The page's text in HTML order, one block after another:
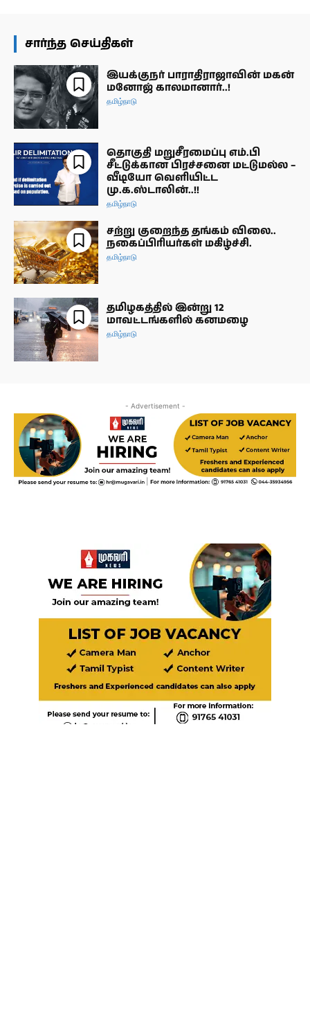
சார்ந்த செய்திகள்
இயக்குநர் பாராதிராஜாவின் மகன்
மனோஜ் காலமானார்..!
தமிழ்நாடு
தொகுதி மறுசீரமைப்பு எம்.பி
சீட்டுக்கான பிரச்சனை மட்டுமல்ல –
வீடியோ வெளியிட்ட
மு.க.ஸ்டாலின்..!!
தமிழ்நாடு
சற்று குறைந்த தங்கம் விலை..
நகைப்பிரியர்கள் மகிழ்ச்சி.
தமிழ்நாடு
தமிழகத்தில் இன்று 12
மாவட்டங்களில் கனமழை
தமிழ்நாடு
- Advertisement -